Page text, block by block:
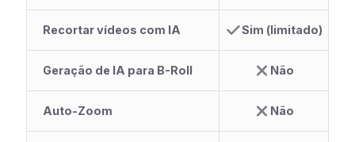
Recortar vídeos com IA Sim (limitado)
Geração de IA para B-Roll Não
Auto-Zoom Não